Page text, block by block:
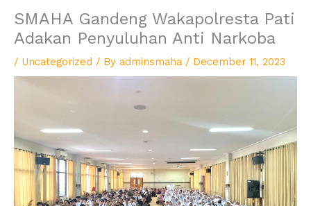
SMAHA Gandeng Wakapolresta Pati
Adakan Penyuluhan Anti Narkoba
/ Uncategorized / By adminsmaha / December 11, 2023